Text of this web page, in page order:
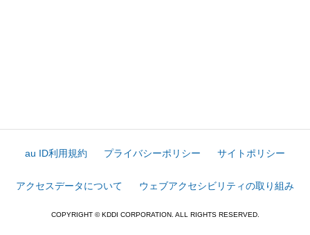
au ID利用規約 プライバシーポリシー サイトポリシー
アクセスデータについて ウェブアクセシビリティの取り組み
COPYRIGHT © KDDI CORPORATION. ALL RIGHTS RESERVED.